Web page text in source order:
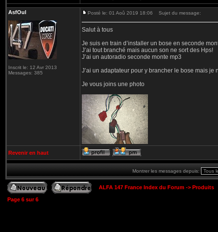
AsfOul
Inscrit le: 12 Avr 2013
Messages: 385
Posté le: 01 Aoû 2019 18:06 Sujet du message:
Salut à tous
Je suis en train d’installer un bose en seconde
J’ai tout branché mais aucun son ne sort des Hps!
J’ai un autoradio seconde monte mp3
J’ai un adaptateur pour y brancher le bose mais
Je vous joins une photo
Revenir en haut
Montrer les messages depuis:
ALFA 147 France Index du Forum -> Produits
Page 6 sur6